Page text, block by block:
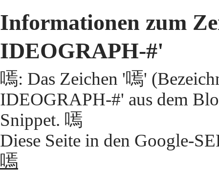
Informationen zum
IDEOGRAPH-#'
嘕: Das Zeichen '嘕'
IDEOGRAPH-#' aus dem
Snippet. 嘕
Diese Seite in den Google-
嘕